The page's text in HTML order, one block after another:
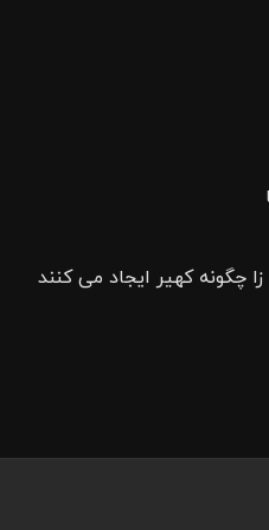
زا چگونه کهیر ایجاد می کنند